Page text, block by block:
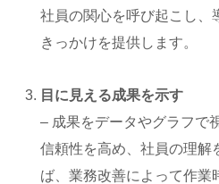
社員の関心を呼び起こし、
きっかけを提供します。
目に見える成果を示す
– 成果をデータやグラフで
信頼性を高め、社員の理解
ば、業務改善によって作業